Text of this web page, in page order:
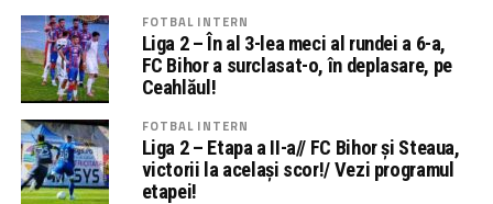
FOTBAL INTERN
Liga 2 – În al 3-lea meci al rundei a 6-a,
FC Bihor a surclasat-o, în deplasare, pe
Ceahlăul!
FOTBAL INTERN
Liga 2 – Etapa a II-a// FC Bihor și Steaua,
victorii la același scor!/ Vezi programul
etapei!